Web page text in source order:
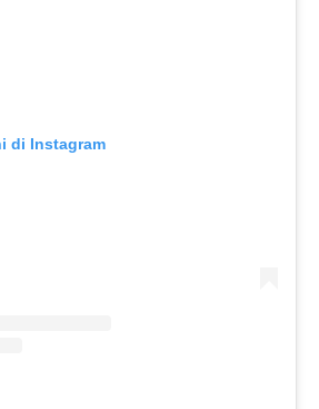
di Instagram